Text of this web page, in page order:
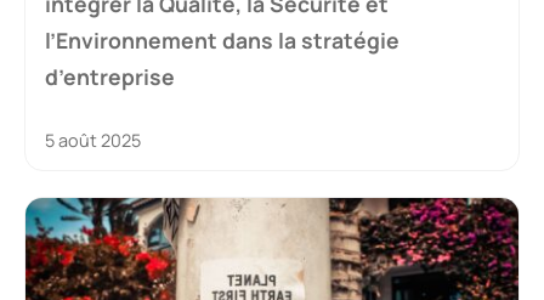
l’Environnement dans la stratégie
d’entreprise
5 août 2025